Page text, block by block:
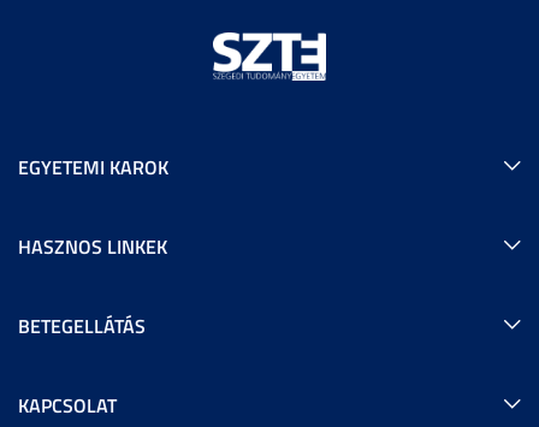
EGYETEMI KAROK
HASZNOS LINKEK
BETEGELLÁTÁS
KAPCSOLAT